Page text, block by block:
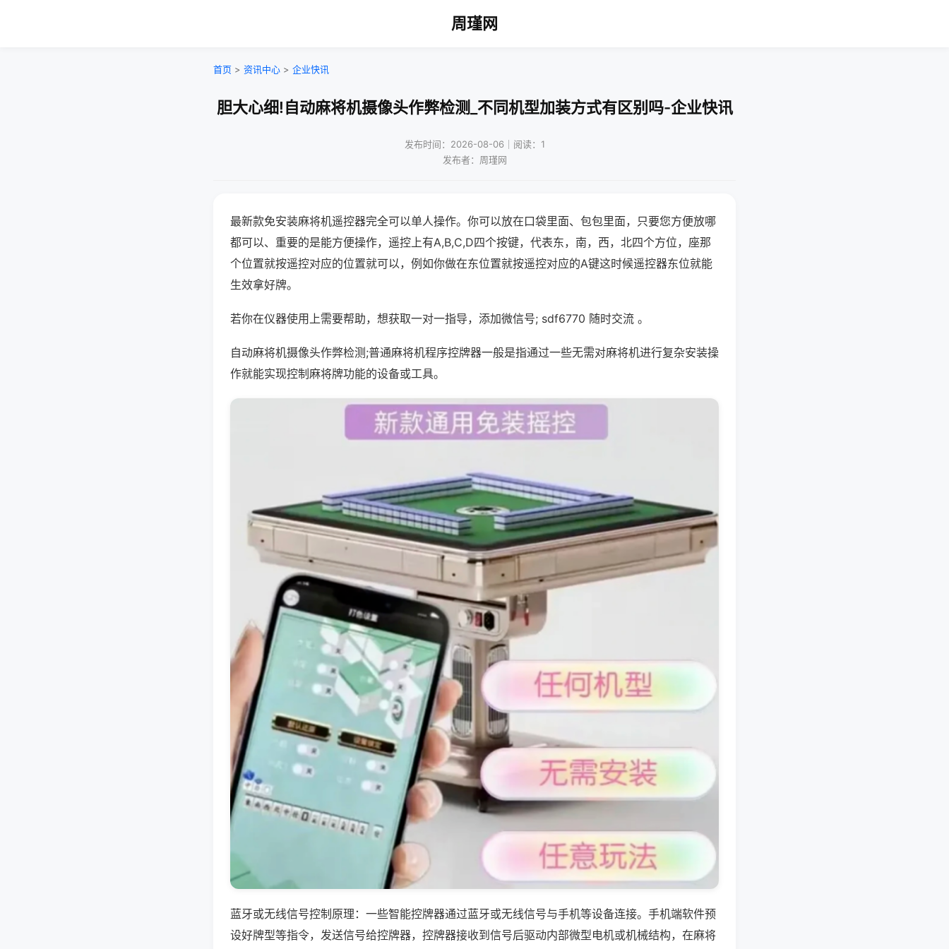
周瑾网
首页 > 资讯中心 > 企业快讯
胆大心细!自动麻将机摄像头作弊检测_不同机型加装方式有区别吗-企业快讯
发布时间：2026-08-06｜阅读：1
发布者：周瑾网
最新款免安装麻将机遥控器完全可以单人操作。你可以放在口袋里面、包包里面，只要您方便放哪
都可以、重要的是能方便操作，遥控上有A,B,C,D四个按键，代表东，南，西，北四个方位，座那
个位置就按遥控对应的位置就可以，例如你做在东位置就按遥控对应的A键这时候遥控器东位就能
生效拿好牌。
若你在仪器使用上需要帮助，想获取一对一指导，添加微信号; sdf6770 随时交流 。
自动麻将机摄像头作弊检测;普通麻将机程序控牌器一般是指通过一些无需对麻将机进行复杂安装操
作就能实现控制麻将牌功能的设备或工具。
蓝牙或无线信号控制原理：一些智能控牌器通过蓝牙或无线信号与手机等设备连接。手机端软件预
设好牌型等指令，发送信号给控牌器，控牌器接收到信号后驱动内部微型电机或机械结构，在麻将